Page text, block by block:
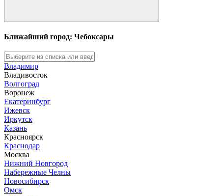
Ближайший город: Чебоксары
Владимир
Владивосток
Волгоград
Воронеж
Екатеринбург
Ижевск
Иркутск
Казань
Красноярск
Краснодар
Москва
Нижний Новгород
Набережные Челны
Новосибирск
Омск